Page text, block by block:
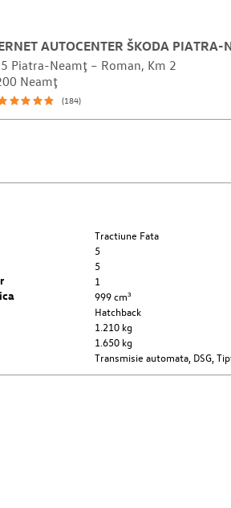
AUTOCENTER ŠKODA PIATRA-
Piatra-Neamţ – Roman, Km 2
Neamţ
(184)
Tractiune Fata
5
5
1
999 cm³
Hatchback
1.210 kg
1.650 kg
Transmisie automata, DSG,